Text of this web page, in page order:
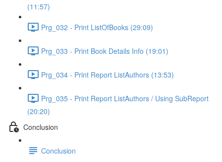
(11:57)
Prg_032 - Print ListOfBooks (29:09)
Prg_033 - Print Book Details Info (19:01)
Prg_034 - Print Report ListAuthors (13:53)
Prg_035 - Print Report ListAuthors / Using SubReport
(20:20)
Conclusion
Conclusion